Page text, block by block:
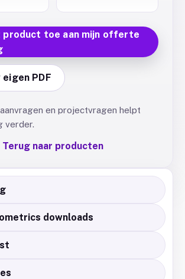
product toe aan mijn offerte
eigen PDF
en projectvragen helpt
verder.
Terug naar producten
downloads